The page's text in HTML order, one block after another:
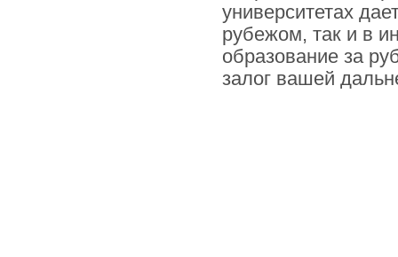
университетах
рубежом, так и в
образование за
залог вашей